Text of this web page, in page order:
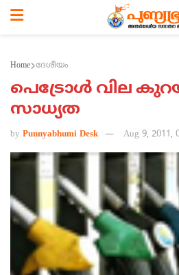
Home ദേശീയം
പെട്രോള്‍ വില
സാധ്യത
by Punnyabhumi Desk Aug 9, 2011,